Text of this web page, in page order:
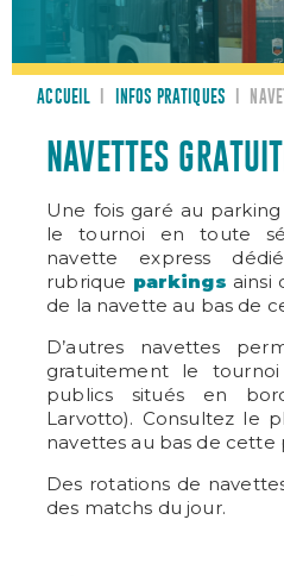
ACCUEIL INFOS PRATIQUES
NAVETTES
Une fois garé au
le tournoi en toute
navette express
rubrique parkings ainsi
de la navette au bas de
D’autres navettes
gratuitement le
publics situés en
Larvotto). Consultez le
navettes au bas de cette
Des rotations de
des matchs du jour.